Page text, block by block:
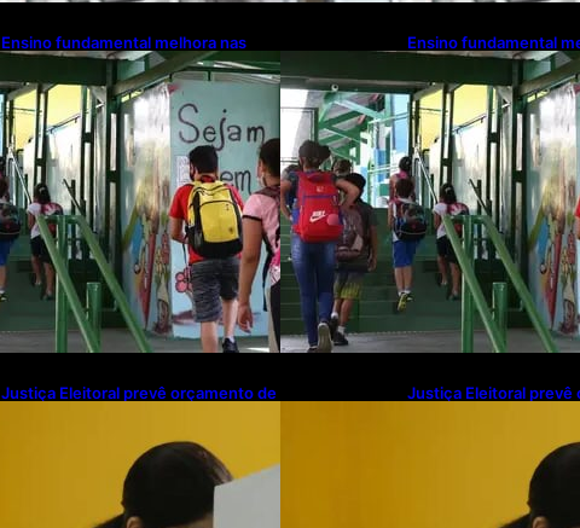
Ensino fundamental melhora nas
redes municipais
Justiça Eleitoral prevê orçamento de
Ensino fundamental
redes municipais
Justiça Eleitoral prevê